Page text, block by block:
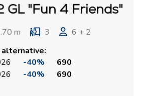
GL "Fun 4 Friends"
m 3
6 + 2
-40%
690
-40% 690